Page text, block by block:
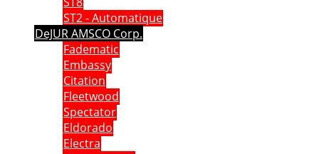
ST2 - Automatique
DeJUR AMSCO Corp.
Fadematic
Embassy
Citation
Fleetwood
Spectator
Eldorado
Electra